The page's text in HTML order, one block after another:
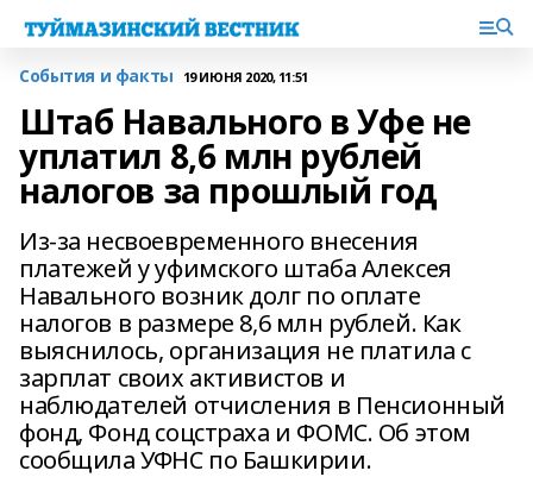
События и факты 19 ИЮНЯ 2020, 11:51
Штаб Навального в Уфе не
уплатил 8,6 млн рублей
налогов за прошлый год
Из-за несвоевременного внесения
платежей у уфимского штаба Алексея
Навального возник долг по оплате
налогов в размере 8,6 млн рублей. Как
выяснилось, организация не платила с
зарплат своих активистов и
наблюдателей отчисления в Пенсионный
фонд, Фонд соцстраха и ФОМС. Об этом
сообщила УФНС по Башкирии.